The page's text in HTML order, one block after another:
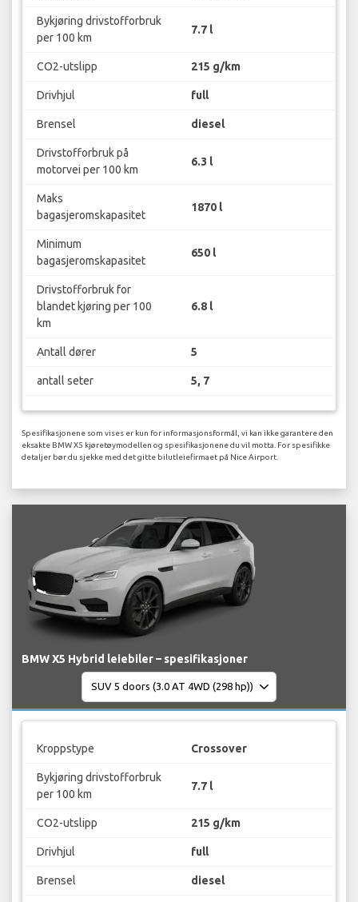
Bykjøring drivstofforbruk
per 100 km
7.7 l
CO2-utslipp 215 g/km
Drivhjul full
Brensel diesel
Drivstofforbruk på
motorvei per 100 km
6.3 l
Maks
bagasjeromskapasitet
1870 l
Minimum
bagasjeromskapasitet
650 l
Drivstofforbruk for
blandet kjøring per 100
km
6.8 l
Antall dører 5
antall seter 5, 7
Spesifikasjonene som vises er kun for informasjonsformål, vi kan ikke garantere den
eksakte BMW X5 kjøretøymodellen og spesifikasjonene du vil motta. For spesifikke
detaljer bør du sjekke med det gitte bilutleiefirmaet på Nice Airport.
BMW X5 Hybrid leiebiler – spesifikasjoner
Kroppstype Crossover
Bykjøring drivstofforbruk
per 100 km
7.7 l
CO2-utslipp 215 g/km
Drivhjul full
Brensel diesel